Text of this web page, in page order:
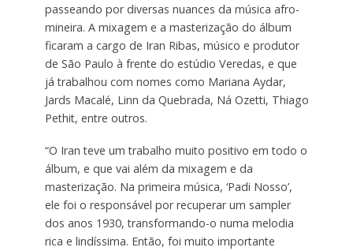
passeando por diversas nuances da música afro-
mineira. A mixagem e a masterização do álbum
ficaram a cargo de Iran Ribas, músico e produtor
de São Paulo à frente do estúdio Veredas, e que
já trabalhou com nomes como Mariana Aydar,
Jards Macalé, Linn da Quebrada, Ná Ozetti, Thiago
Pethit, entre outros.
“O Iran teve um trabalho muito positivo em todo o
álbum, e que vai além da mixagem e da
masterização. Na primeira música, ‘Padi Nosso’,
ele foi o responsável por recuperar um sampler
dos anos 1930, transformando-o numa melodia
rica e lindíssima. Então, foi muito importante